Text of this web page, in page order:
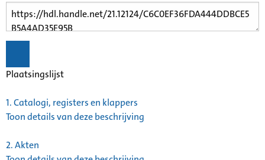
Plaatsingslijst
1.Catalogi, registers en klappers
Toon details van deze beschrijving
2.Akten